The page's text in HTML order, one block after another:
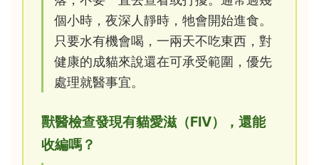
個小時，夜深人靜時，牠會開始進食。
只要水有機會喝，一兩天不吃東西，對
健康的成貓來說還在可承受範圍，優先
處理就醫事宜。
獸醫檢查發現有貓愛滋（FIV），還能
收編嗎？